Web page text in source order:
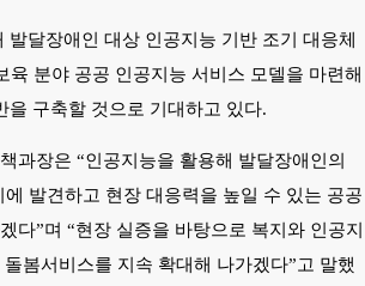
발달장애인 대상 인공지능 기반 조기 대응체
육 분야 공공 인공지능 서비스 모델을 마련해
을 구축할 것으로 기대하고 있다.
과장은 “인공지능을 활용해 발달장애인의
에 발견하고 현장 대응력을 높일 수 있는 공공
다”며 “현장 실증을 바탕으로 복지와 인공지
봄서비스를 지속 확대해 나가겠다”고 말했